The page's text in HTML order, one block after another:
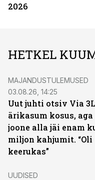
2026
HETKEL
MAJANDUSTULEMUSED
03.08.26, 14:25
Uut juhti otsiv Via 3L
ärikasum kosus, aga
joone alla jäi enam
miljon kahjumit. “Oli
keerukas”
UUDISED